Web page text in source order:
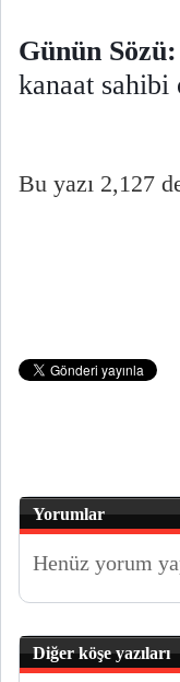
Günün Sözü:
kanaat sahibi
Bu yazı 2,127
Yorumlar
Henüz yorum
Diğer köşe yazıları